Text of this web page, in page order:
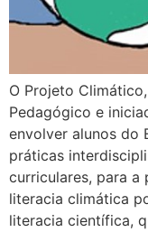
O Projeto
Pedagógico e
envolver alunos do
práticas
curriculares, para
literacia climática
literacia científica,